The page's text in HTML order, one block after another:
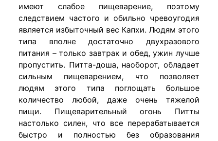
имеют слабое пищеварение, поэтому
следствием частого и обильно чревоугодия
является избыточный вес Капхи. Людям этого
типа вполне достаточно двухразового
питания – только завтрак и обед, ужин лучше
пропустить. Питта-доша, наоборот, обладает
сильным пищеварением, что позволяет
людям этого типа поглощать большое
количество любой, даже очень тяжелой
пищи. Пищеварительный огонь Питты
настолько силен, что все перерабатывается
быстро и полностью без образования